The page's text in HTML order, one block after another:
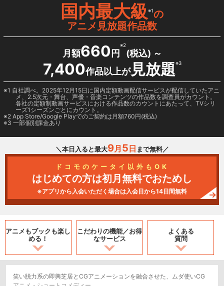
国内最大級※1の
アニメ見放題作品数
月額660 円
※2
(税込) ～
7,400作品以上が見放題※3
1 自社調べ。2025年12月15日に国内定額動画配信サービスが配信していたアニ
メ、2.5次元・舞台、声優・音楽コンテンツの作品数を調査員がカウント。
各社の定額制動画サービスにおける作品数のカウントにあたって、TVシリ
ーズ1シーズンごとにカウント。
2 App Store/Google Playでのご契約は月額760円(税込)
3 一部個別課金あり
＼本日入ると最大9月 5 日 まで無料／
ドコモのケータイ以外もOK
はじめての方は初月無料でおためし
※アプリから入会いただく場合は入会日から14日間無料
アニメもブックも楽し
める！
こだわりの機能／お得
なサービス
よくある
質問
笑い脱力系の即興芝居とCGアニメーションを融合させた、ムダ使いCG